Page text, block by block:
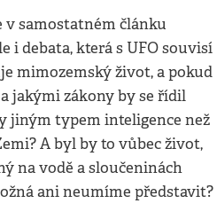
v samostatném článku
i debata, která s UFO souvisí
mimozemský život, a pokud
jakými zákony by se řídil
jiným typem inteligence než
A byl by to vůbec život,
na vodě a sloučeninách
ani neumíme představit?